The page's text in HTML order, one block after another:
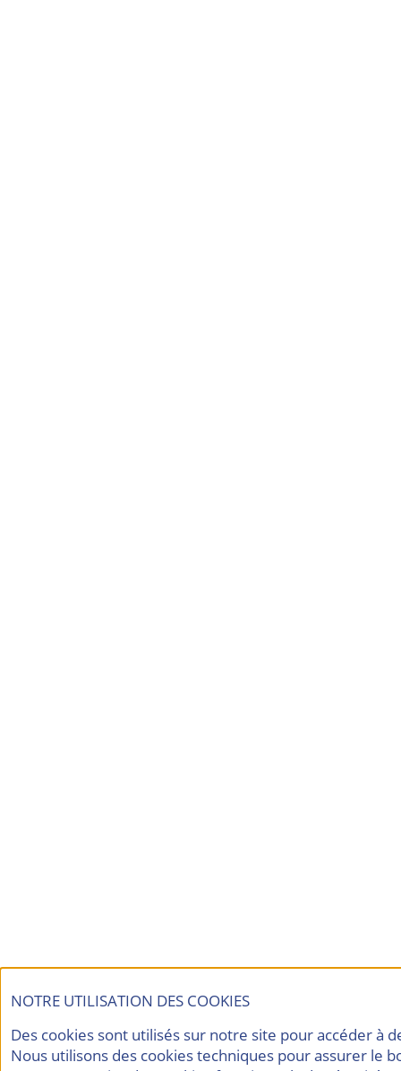
NOTRE UTILISATION DES COOKIES
Des cookies sont utilisés sur notre site pour accéder à
Nous utilisons des cookies techniques pour assurer le